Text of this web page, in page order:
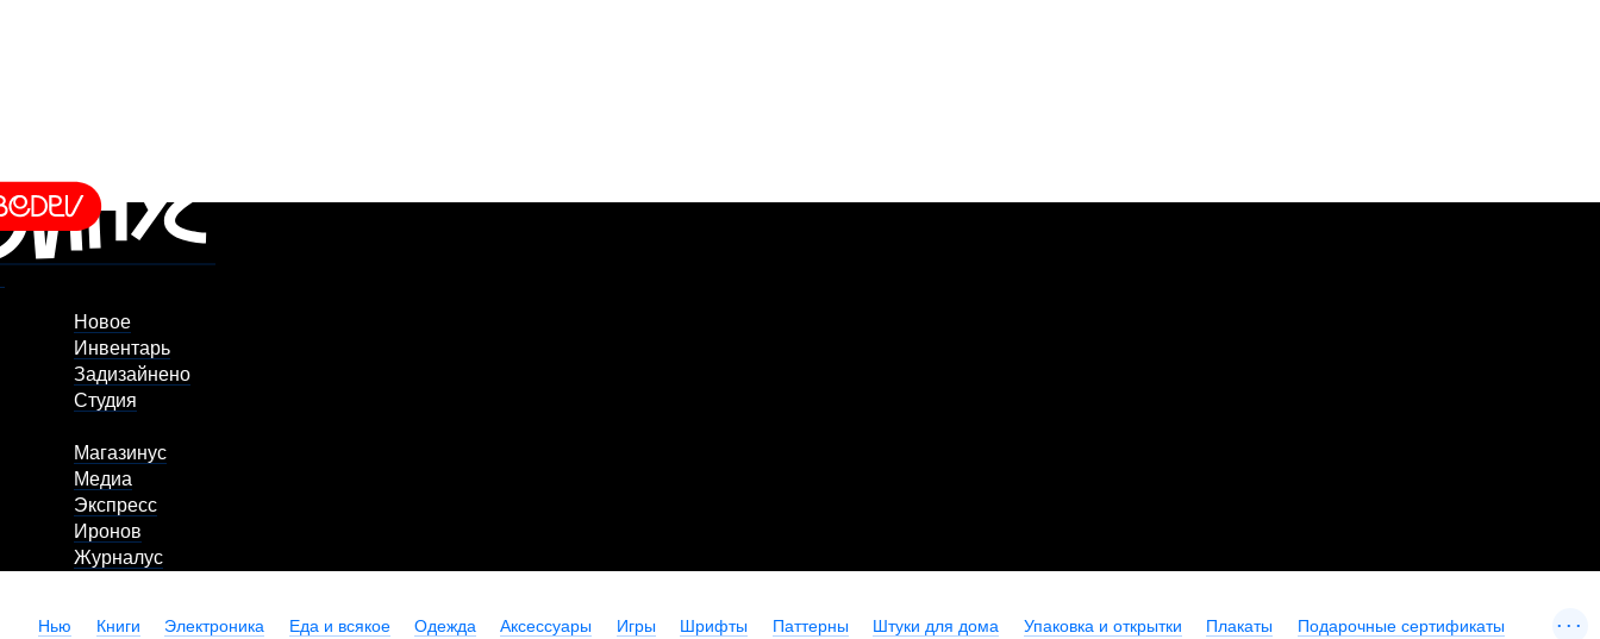
Новое
Инвентарь
Задизайнено
Студия
Магазинус
Медиа
Экспресс
Иронов
Журналус
Нью Книги Электроника Еда и всякое Одежда Аксессуары Игры Шрифты Паттерны Штуки для дома Упаковка и открытки Плакаты Подарочные сертификаты ...